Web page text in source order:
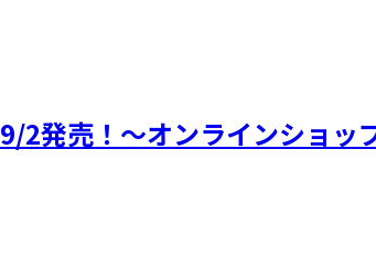
発売！～オンラインショッ